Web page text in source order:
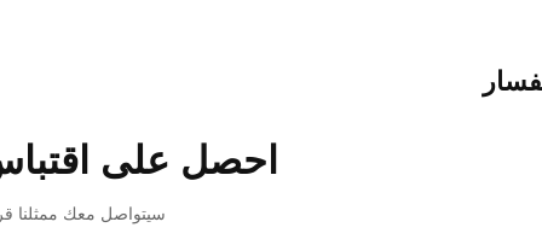
احصل على
سيتواصل معك ممثلنا